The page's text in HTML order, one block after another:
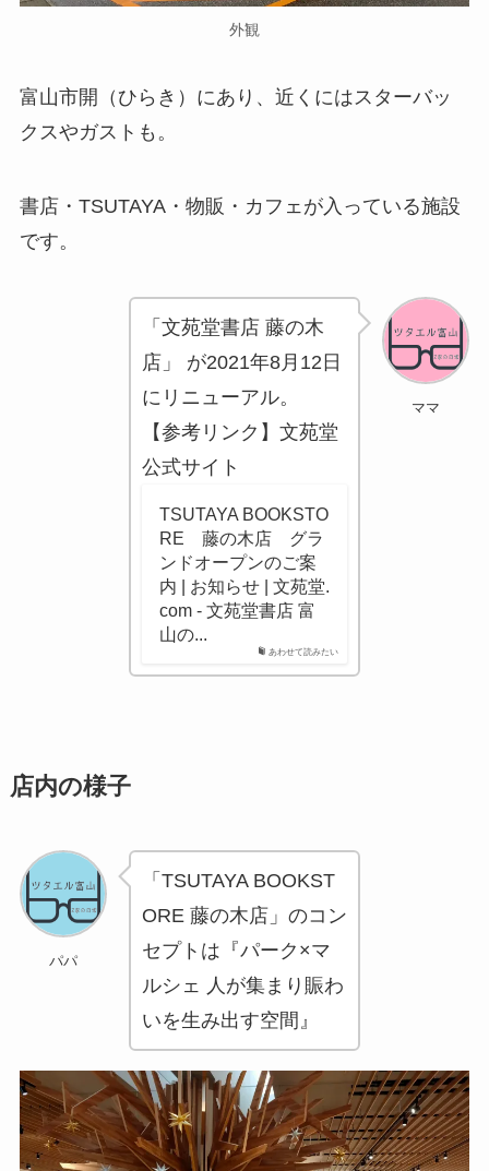
外観
富山市開（ひらき）にあり、近くにはスターバッ
クスやガストも。
書店・TSUTAYA・物販・カフェが入っている施設
です。
ママ
「文苑堂書店 藤の木
店」 が2021年8月12日
にリニューアル。
【参考リンク】文苑堂
公式サイト
あわせて読みたい
TSUTAYA BOOKSTO
RE 藤の木店 グラ
ンドオープンのご案
内 | お知らせ | 文苑堂.
com - 文苑堂書店 富
山の...
店内の様子
パパ
「TSUTAYA BOOKST
ORE 藤の木店」のコン
セプトは『パーク×マ
ルシェ 人が集まり賑わ
いを生み出す空間』